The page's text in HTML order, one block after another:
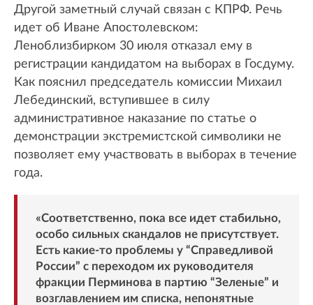
Другой заметный случай связан с КПРФ. Речь
идет об Иване Апостолевском:
Леноблизбирком 30 июля отказал ему в
регистрации кандидатом на выборах в Госдуму.
Как пояснил председатель комиссии Михаил
Лебединский, вступившее в силу
административное наказание по статье о
демонстрации экстремистской символики не
позволяет ему участвовать в выборах в течение
года.
«Соответственно, пока все идет стабильно,
особо сильных скандалов не присутствует.
Есть какие-то проблемы у “Справедливой
России” с переходом их руководителя
фракции Перминова в партию “Зеленые” и
возглавлением им списка, непонятные